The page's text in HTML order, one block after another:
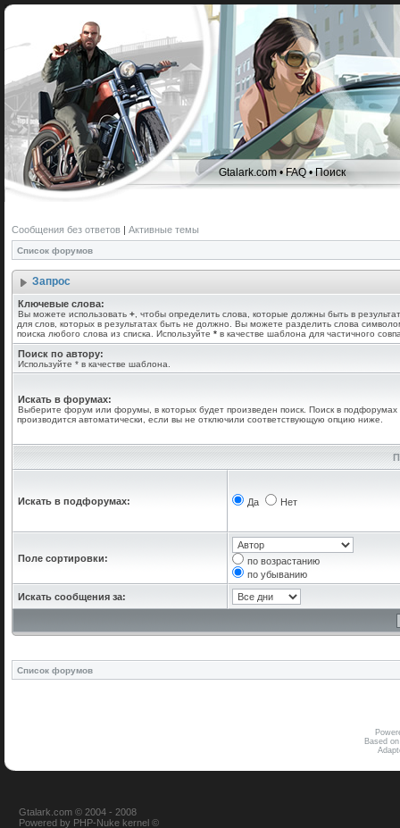
Gtalark.com •FAQ•Поиск
Сообщения без ответов | Активные темы
Список форумов
Запрос
Ключевые слова:
Вы можете использовать + , чтобы определить слова, которые должны быть в
для слов, которых в результатах быть не должно. Вы можете разделить слова
поиска любого слова из списка. Используйте * в качестве шаблона для частичного
Поиск по автору:
Используйте * в качестве шаблона.
Искать в форумах:
Выберите форум или форумы, в которых будет произведен поиск. Поиск в подфорумах
производится автоматически, если вы не отключили соответствующую опцию ниже.
Искать в подфорумах: Да Нет
Поле сортировки:
по возрастанию
по убыванию
Искать сообщения за:
Список форумов
Based
Gtalark.com © 2004 - 2008
Powered by PHP-Nuke kernel ©